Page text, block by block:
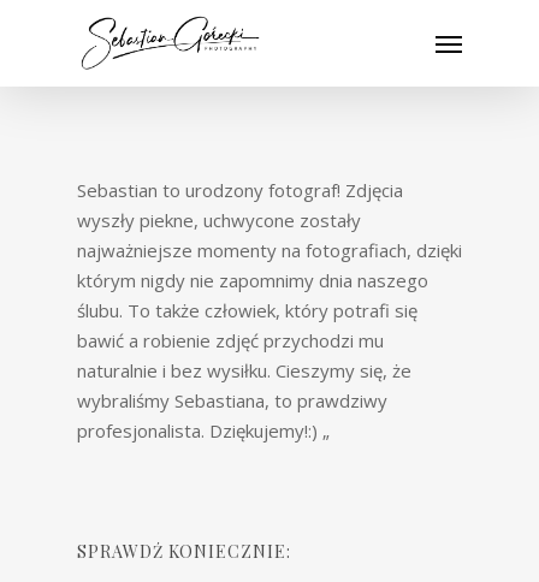
Menu
Sebastian to urodzony fotograf! Zdjęcia
wyszły piekne, uchwycone zostały
najważniejsze momenty na fotografiach, dzięki
którym nigdy nie zapomnimy dnia naszego
ślubu. To także człowiek, który potrafi się
bawić a robienie zdjęć przychodzi mu
naturalnie i bez wysiłku. Cieszymy się, że
wybraliśmy Sebastiana, to prawdziwy
profesjonalista. Dziękujemy!:) „
SPRAWDŹ KONIECZNIE: